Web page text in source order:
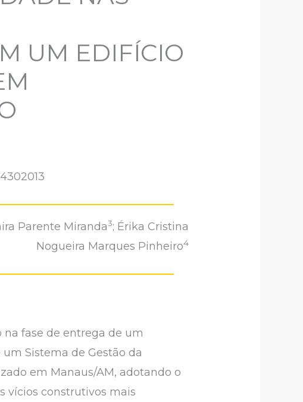
UM EDIFÍCIO
Parente Miranda3; Érika Cristina
Nogueira Marques Pinheiro4
fase de entrega de um
Sistema de Gestão da
em Manaus/AM, adotando o
vícios construtivos mais